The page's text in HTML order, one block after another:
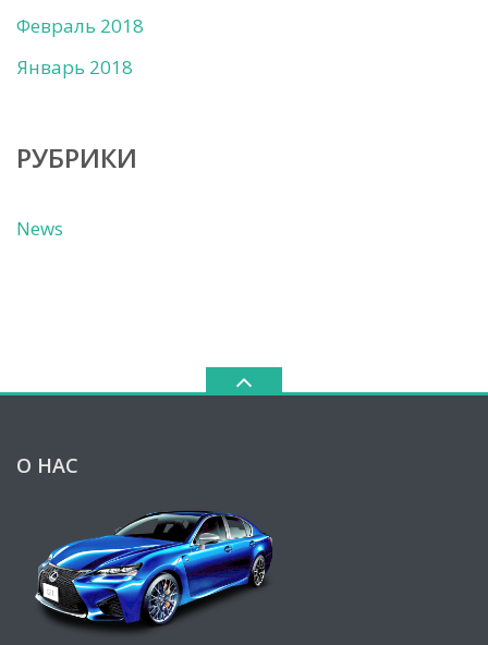
Февраль 2018
Январь 2018
РУБРИКИ
News
О НАС